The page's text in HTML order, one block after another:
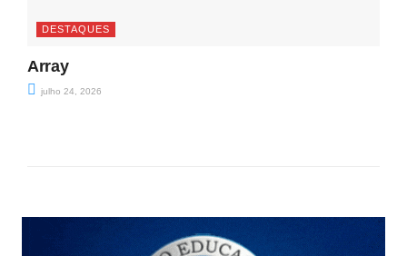
DESTAQUES
Array
julho 24, 2026